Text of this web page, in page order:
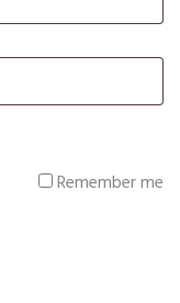
Remember me